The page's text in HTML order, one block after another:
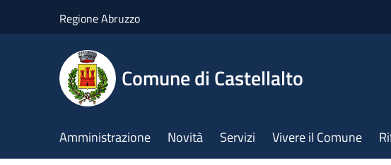
Regione Abruzzo
Comune di Castellalto
Amministrazione Novità Servizi Vivere il Comune